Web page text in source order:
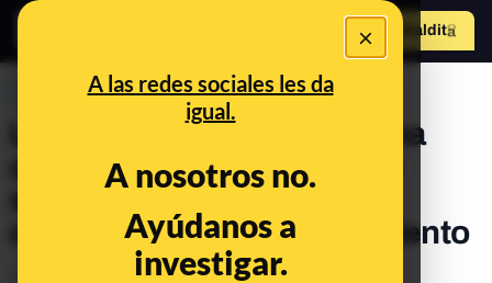
×
A las redes sociales les da
igual.
A nosotros no.
Ayúdanos a
investigar.
Hazte Maldito
PREBUNKING
La fruta deshidratada es una
opción de snack saludable
siempre que se controle la
cantidad y su acompañamiento